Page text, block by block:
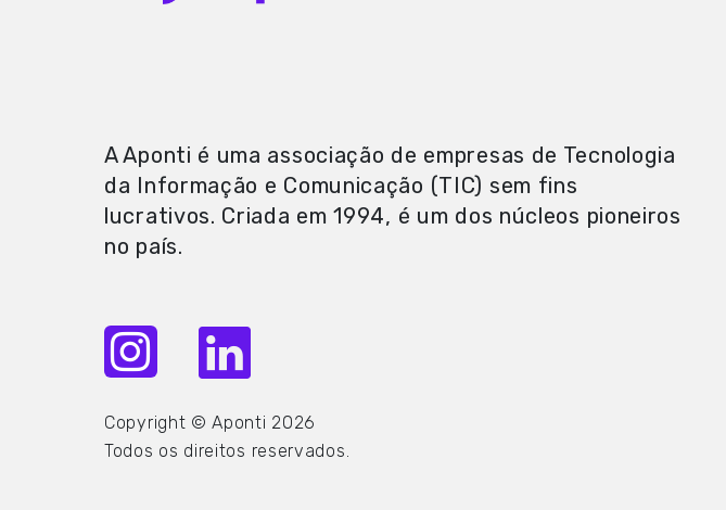
A Aponti é uma associação de empresas de Tecnologia
da Informação e Comunicação (TIC) sem fins
lucrativos. Criada em 1994, é um dos núcleos pioneiros
no país.
Copyright © Aponti 2026
Todos os direitos reservados.